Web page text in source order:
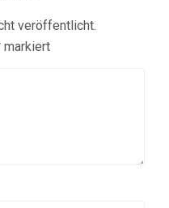
veröffentlicht.
markiert